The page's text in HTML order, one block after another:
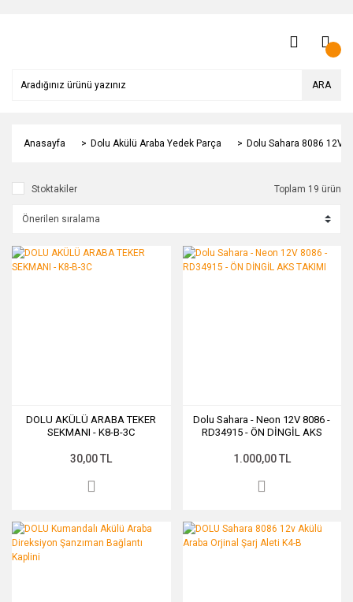
ARA
Anasayfa Dolu Akülü Araba Yedek Parça Dolu Sahara 8086 12V
Stoktakiler Toplam 19 ürün
DOLU AKÜLÜ ARABA TEKER
SEKMANI - K8-B-3C
30,00 TL
Dolu Sahara - Neon 12V 8086 -
RD34915 - ÖN DİNGİL AKS
1.000,00 TL